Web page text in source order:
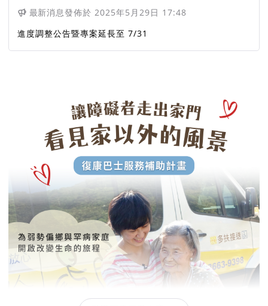
最新消息發佈於2025年5月29日 17:48
進度調整公告暨專案延長至 7/31